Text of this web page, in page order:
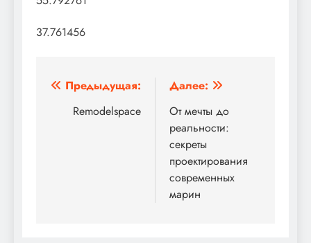
37.761456
Навигация
Предыдущая:
Remodelspace
Далее:
От мечты до
реальности:
секреты
проектирования
современных
марин